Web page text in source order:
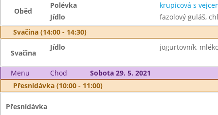
Oběd
Polévka
krupicová s
Jídlo
fazolový guláš,
Svačina (14:00 - 14:30)
Svačina
Jídlo jogurtovník,
Menu Chod
Sobota 29. 5. 2021
Přesnídávka (10:00 - 11:00)
Přesnídávka